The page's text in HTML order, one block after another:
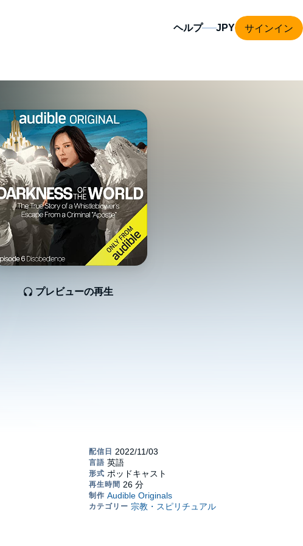
ヘルプ サインイン
プレビューの再生